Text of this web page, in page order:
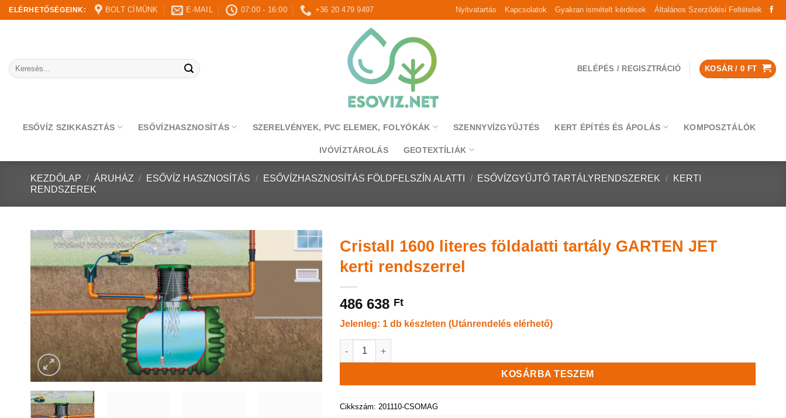
Skip
to
ELÉRHETŐSÉGEINK: BOLT CÍMÜNK E-MAIL 07:00 - 16:00 +36 20 479 9497 Nyitvatartás Kapcsolatok Gyakran ismételt kérdések Általános Szerződési Feltételek
Keresés
a
BELÉPÉS / REGISZTRÁCIÓ KOSÁR /0 FT
ESŐVÍZ SZIKKASZTÁS ESŐVÍZHASZNOSÍTÁS SZERELVÉNYEK, PVC ELEMEK, FOLYÓKÁK SZENNYVÍZGYŰJTÉS KERT ÉPÍTÉS ÉS ÁPOLÁS KOMPOSZTÁLÓK
IVÓVÍZTÁROLÁS GEOTEXTÍLIÁK
KEZDŐLAP / ÁRUHÁZ / ESŐVÍZ HASZNOSÍTÁS / ESŐVÍZHASZNOSÍTÁS FÖLDFELSZÍN ALATTI / ESŐVÍZGYŰJTŐ TARTÁLYRENDSZEREK /
KERTI
RENDSZEREK
Cristall 1600 literes földalatti tartály GARTEN JET
kerti rendszerrel
486 638 Ft
Jelenleg: 1 db készleten (Utánrendelés elérhető)
Cristall 1600 literes földalatti tartály GARTEN JET kerti rendszerrel mennyiség
KOSÁRBA TESZEM
Cikkszám: 201110-CSOMAG